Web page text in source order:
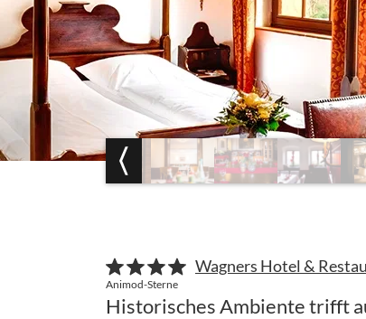
Animod-Sterne
Wagners Hotel &
Historisches Ambiente trifft